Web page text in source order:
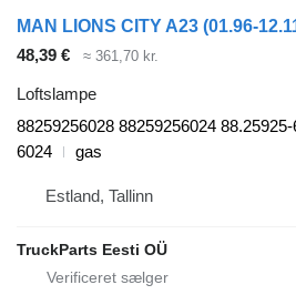
48,39 € ≈ 361,70 kr.
Loftslampe
88259256028 88259256024
6024
gas
Estland, Tallinn
TruckParts Eesti OÜ